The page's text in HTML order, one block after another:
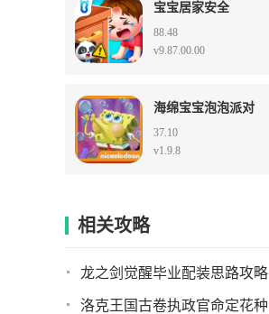
宝宝居家安全
88.48
v9.87.00.00
海绵宝宝泡泡派对
37.10
v1.9.8
相关攻略
龙之剑觉醒毕业配装思路攻略